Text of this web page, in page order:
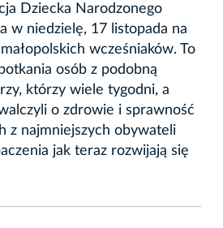
Dziecka Narodzonego
w niedzielę, 17 listopada na
wcześniaków. To
osób z podobną
którzy wiele tygodni, a
o zdrowie i sprawność
z najmniejszych obywateli
jak teraz rozwijają się